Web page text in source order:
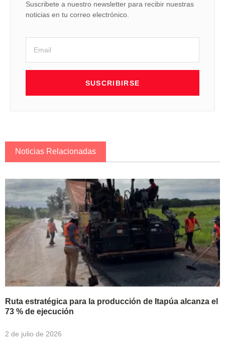
Suscribete a nuestro newsletter para recibir nuestras
noticias en tu correo electrónico.
SUSCRIBIRSE
Noticias Relacionadas
Ruta estratégica para la producción de Itapúa alcanza el
73 % de ejecución
2 de julio de 2026